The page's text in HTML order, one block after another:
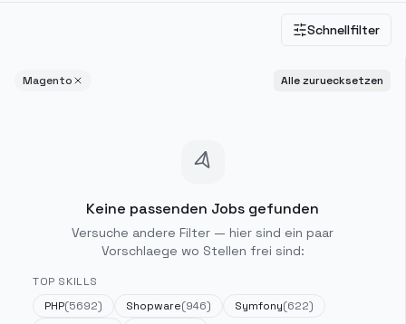
Schnellfilter
Magento Alle zuruecksetzen
Keine passenden Jobs gefunden
Versuche andere Filter — hier sind ein paar
Vorschlaege wo Stellen frei sind:
TOP SKILLS
PHP(5692) Shopware(946) Symfony(622)